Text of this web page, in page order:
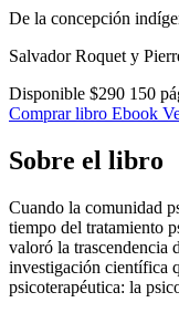
De la concepción
Salvador Roquet y
Disponible $290 150
Comprar libro Ebook
Sobre el libro
Cuando la comunidad
tiempo del tratamiento
valoró la trascendencia
investigación científica
psicoterapéutica: la